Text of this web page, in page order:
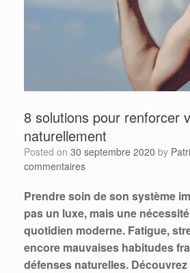
8 solutions pour renforcer
naturellement
Posted on 30 septembre 2020 by
commentaires
Prendre soin de son système
pas un luxe, mais une
quotidien moderne. Fatigue,
encore mauvaises habitudes
défenses naturelles.